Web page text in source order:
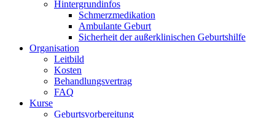
Hintergrundinfos
Schmerzmedikation
Ambulante Geburt
Sicherheit der außerklinischen Geburtshilfe
Organisation
Leitbild
Kosten
Behandlungsvertrag
FAQ
Kurse
Geburtsvorbereitung